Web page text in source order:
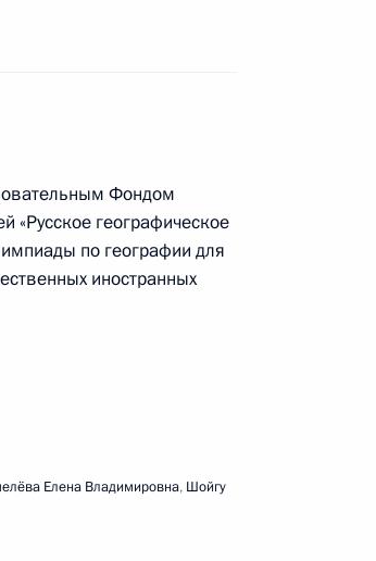
Фондом
«Русское географическое
по географии для
иностранных
Елена Владимировна, Шойгу